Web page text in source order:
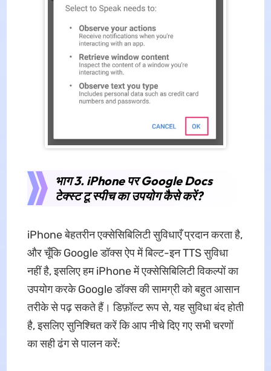
भाग 3. iPhone पर Google Docs
टेक्स्ट टू स्पीच का उपयोग कैसे करें?
iPhone बेहतरीन एक्सेसिबिलिटी सुविधाएँ प्रदान करता है,
और चूँकि Google डॉक्स ऐप में बिल्ट-इन TTS सुविधा
नहीं है, इसलिए हम iPhone में एक्सेसिबिलिटी विकल्पों का
उपयोग करके Google डॉक्स की सामग्री को बहुत आसान
तरीके से पढ़ सकते हैं। डिफ़ॉल्ट रूप से, यह सुविधा बंद होती
है, इसलिए सुनिश्चित करें कि आप नीचे दिए गए सभी चरणों
का सही ढंग से पालन करें: